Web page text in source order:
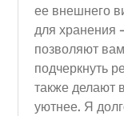
ее внешнего
для хранения
позволяют
подчеркнуть
также делают
уютнее. Я